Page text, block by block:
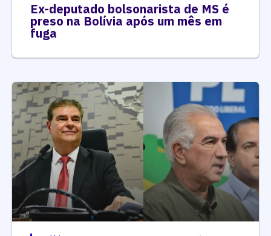
Ex-deputado bolsonarista de MS é
preso na Bolívia após um mês em
fuga